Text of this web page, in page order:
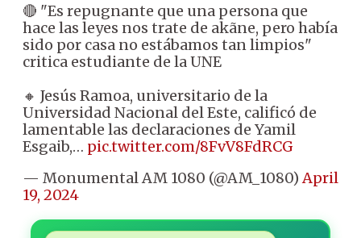
🔴 "Es repugnante que una persona que
hace las leyes nos trate de akãne, pero había
sido por casa no estábamos tan limpios"
critica estudiante de la UNE
🔸 Jesús Ramoa, universitario de la
Universidad Nacional del Este, calificó de
lamentable las declaraciones de Yamil
Esgaib,… pic.twitter.com/8FvV8FdRCG
— Monumental AM 1080 (@AM_1080)April
19, 2024